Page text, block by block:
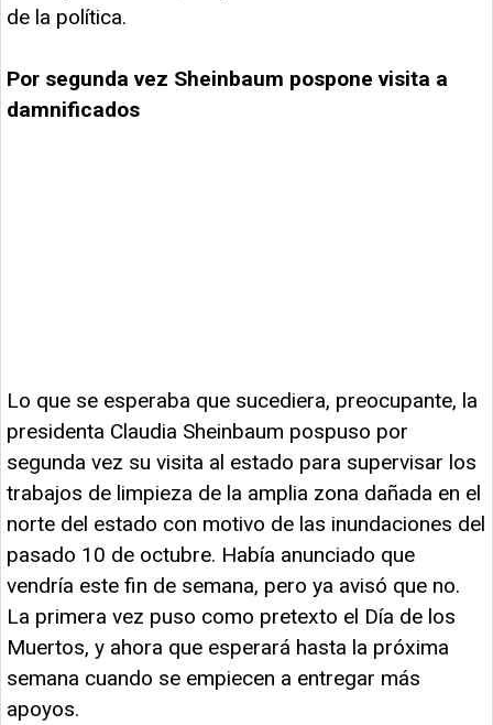
de la política.
Por segunda vez Sheinbaum pospone visita a
damnificados
Lo que se esperaba que sucediera, preocupante, la
presidenta Claudia Sheinbaum pospuso por
segunda vez su visita al estado para supervisar los
trabajos de limpieza de la amplia zona dañada en el
norte del estado con motivo de las inundaciones del
pasado 10 de octubre. Había anunciado que
vendría este fin de semana, pero ya avisó que no.
La primera vez puso como pretexto el Día de los
Muertos, y ahora que esperará hasta la próxima
semana cuando se empiecen a entregar más
apoyos.